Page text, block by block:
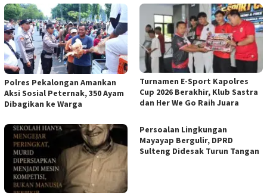
Polres Pekalongan Amankan
Aksi Sosial Peternak, 350 Ayam
Dibagikan ke Warga
Turnamen E-Sport Kapolres
Cup 2026 Berakhir, Klub Sastra
dan Her We Go Raih Juara
Persoalan Lingkungan
Mayayap Bergulir, DPRD
Sulteng Didesak Turun Tangan